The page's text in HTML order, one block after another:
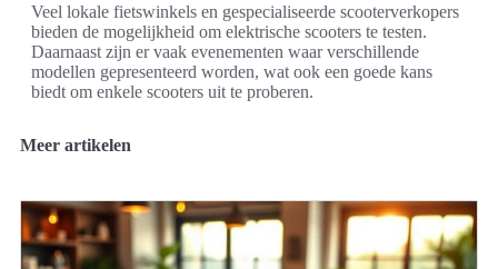
Veel lokale fietswinkels en gespecialiseerde scooterverkopers
bieden de mogelijkheid om elektrische scooters te testen.
Daarnaast zijn er vaak evenementen waar verschillende
modellen gepresenteerd worden, wat ook een goede kans
biedt om enkele scooters uit te proberen.
Meer artikelen